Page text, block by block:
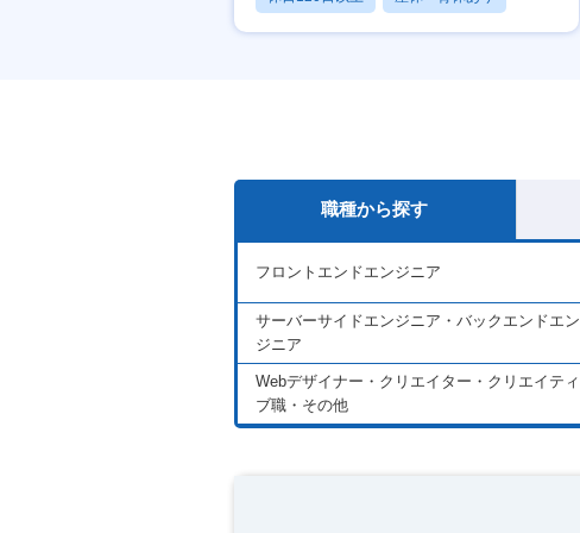
月残業20時間以内
職種から探す
フロントエンドエンジニア
サーバーサイドエンジニア・バックエンドエン
ジニア
Webデザイナー・クリエイター・クリエイティ
ブ職・その他